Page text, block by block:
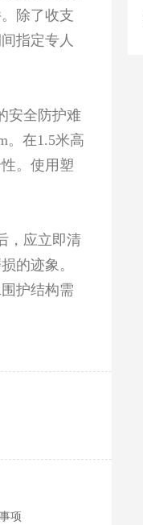
除了收支
指定专人
安全防护难
。在1.5米高
。使用塑
，应立即清
的迹象。
护结构需
项